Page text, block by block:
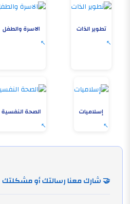
تطوير الذات
الاسرة والطفل
إسلاميات الصحة النفسية
🤝 شارك معنا رسالتك أو مشكلتك